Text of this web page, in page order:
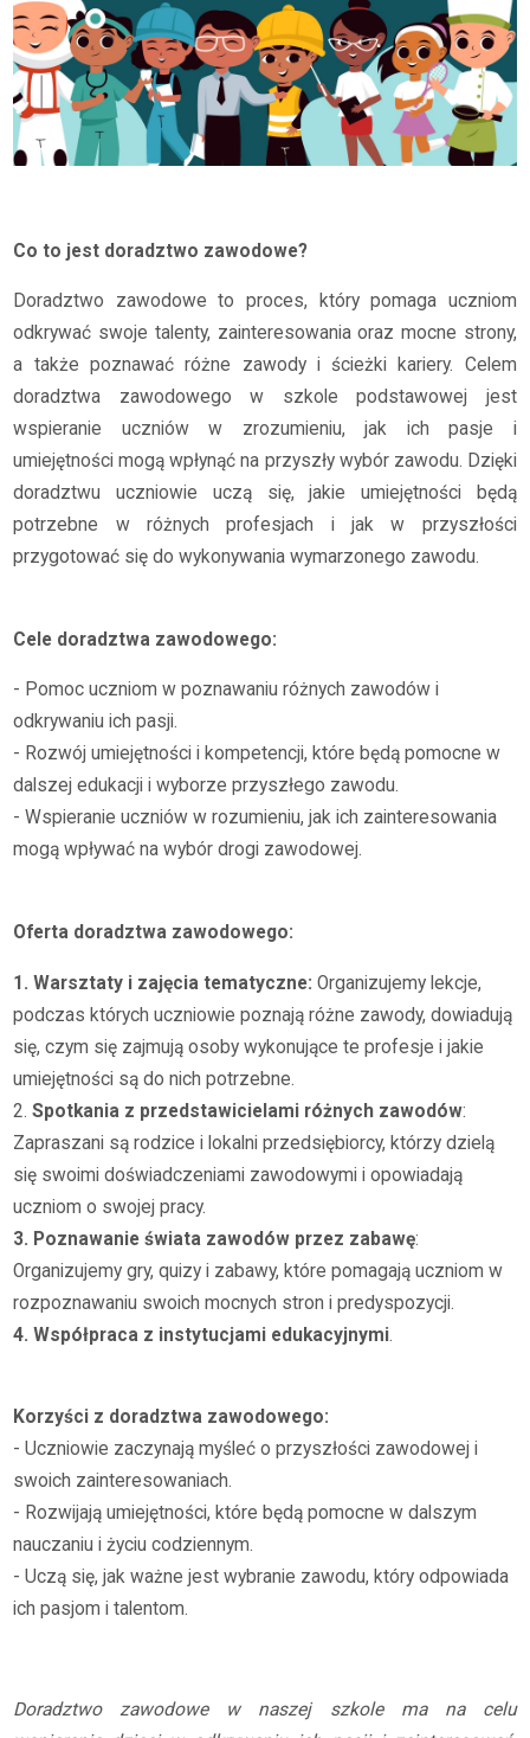
Co to jest doradztwo zawodowe?
Doradztwo zawodowe to proces, który pomaga uczniom
odkrywać swoje talenty, zainteresowania oraz mocne strony,
a także poznawać różne zawody i ścieżki kariery. Celem
doradztwa zawodowego w szkole podstawowej jest
wspieranie uczniów w zrozumieniu, jak ich pasje i
umiejętności mogą wpłynąć na przyszły wybór zawodu. Dzięki
doradztwu uczniowie uczą się, jakie umiejętności będą
potrzebne w różnych profesjach i jak w przyszłości
przygotować się do wykonywania wymarzonego zawodu.
Cele doradztwa zawodowego:
- Pomoc uczniom w poznawaniu różnych zawodów i
odkrywaniu ich pasji.
- Rozwój umiejętności i kompetencji, które będą pomocne w
dalszej edukacji i wyborze przyszłego zawodu.
- Wspieranie uczniów w rozumieniu, jak ich zainteresowania
mogą wpływać na wybór drogi zawodowej.
Oferta doradztwa zawodowego:
1. Warsztaty i zajęcia tematyczne: Organizujemy lekcje,
podczas których uczniowie poznają różne zawody, dowiadują
się, czym się zajmują osoby wykonujące te profesje i jakie
umiejętności są do nich potrzebne.
2.Spotkania z przedstawicielami różnych zawodów:
Zapraszani są rodzice i lokalni przedsiębiorcy, którzy dzielą
się swoimi doświadczeniami zawodowymi i opowiadają
uczniom o swojej pracy.
3. Poznawanie świata zawodów przez zabawę:
Organizujemy gry, quizy i zabawy, które pomagają uczniom w
rozpoznawaniu swoich mocnych stron i predyspozycji.
4. Współpraca z instytucjami edukacyjnymi.
Korzyści z doradztwa zawodowego:
- Uczniowie zaczynają myśleć o przyszłości zawodowej i
swoich zainteresowaniach.
- Rozwijają umiejętności, które będą pomocne w dalszym
nauczaniu i życiu codziennym.
- Uczą się, jak ważne jest wybranie zawodu, który odpowiada
ich pasjom i talentom.
Doradztwo zawodowe w naszej szkole ma na celu